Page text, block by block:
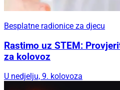
Besplatne radionice za djecu
Rastimo uz STEM:
za kolovoz
U nedjelju, 9. kolovoza